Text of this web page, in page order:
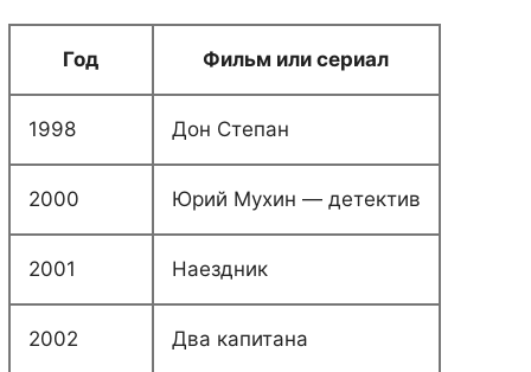
Год Фильм или сериал
1998 Дон Степан
2000 Юрий Мухин — детектив
2001 Наездник
2002 Два капитана